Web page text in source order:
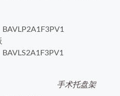
BAVLP2A1F3PV1
BAVLS2A1F3PV1